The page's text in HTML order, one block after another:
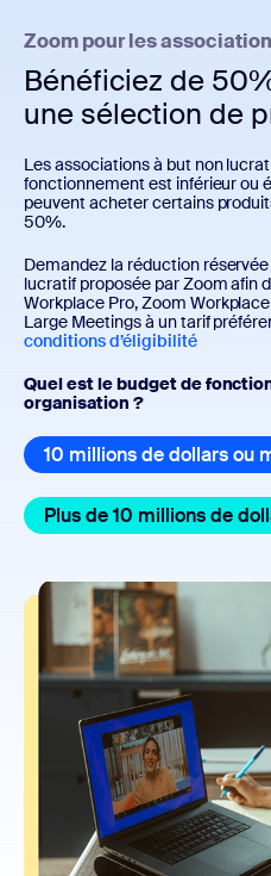
Zoom pour les
Bénéficiez de
une sélection de
Les associations à but non
fonctionnement est inférieur ou
peuvent acheter certains
50%.
Demandez la réduction
lucratif proposée par Zoom afin
Workplace Pro, Zoom
Large Meetings à un tarif
conditions d’éligibilité
Quel est le budget de
organisation ?
10 millions de dollars ou
Plus de 10 millions de